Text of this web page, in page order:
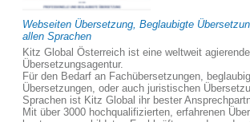
Webseiten Übersetzung, Beglaubigte
allen Sprachen
Kitz Global Österreich ist eine weltweit
Übersetzungsagentur.
Für den Bedarf an Fachübersetzungen,
Übersetzungen, oder auch juristischen
Sprachen ist Kitz Global ihr bester
Mit über 3000 hochqualifizierten, erfahrenen